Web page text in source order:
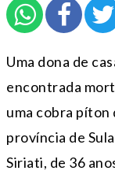
Uma dona de
encontrada
uma cobra píton
província de
Siriati, de 36